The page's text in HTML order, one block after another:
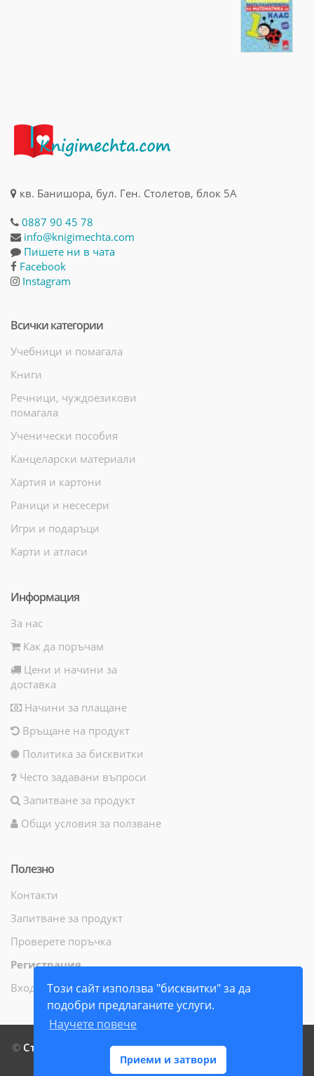
Този сайт използва "бисквитки" за да
подобри предлаганите услуги.
Научете повече
Приеми и затвори
кв. Банишора, бул. Ген. Столетов, блок 5А
0887 90 45 78
info@knigimechta.com
Пишете ни в чата
Facebook
Instagram
Всички категории
Учебници и помагала
Книги
Речници, чуждоезикови
помагала
Ученически пособия
Канцеларски материали
Хартия и картони
Раници и несесери
Игри и подаръци
Карти и атласи
Информация
За нас
Как да поръчам
Цени и начини за
доставка
Начини за плащане
Връщане на продукт
Политика за бисквитки
Често задавани въпроси
Запитване за продукт
Общи условия за ползване
Полезно
Контакти
Запитване за продукт
Проверете поръчка
Регистрация
Вход
© СтамилиБук ЕООД- Всички права запазени - 2014 г. -
2026 г.